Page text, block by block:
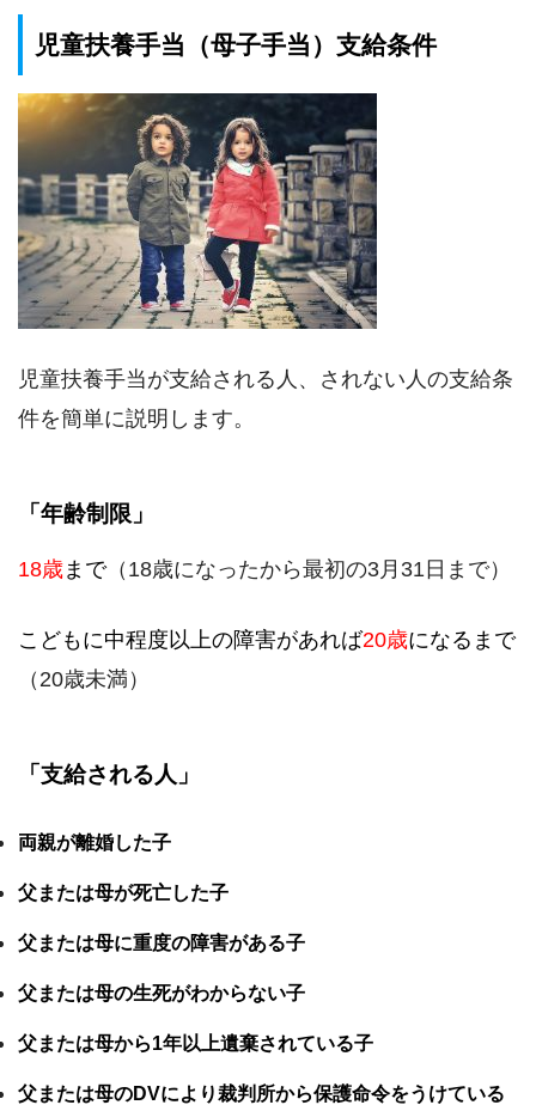
児童扶養手当（母子手当）支給条件
児童扶養手当が支給される人、されない人の支給条
件を簡単に説明します。
「年齢制限」
18歳まで（18歳になったから最初の3月31日まで）
こどもに中程度以上の障害があれば20歳になるまで
（20歳未満）
「支給される人」
両親が離婚した子
父または母が死亡した子
父または母に重度の障害がある子
父または母の生死がわからない子
父または母から1年以上遺棄されている子
父または母のDVにより裁判所から保護命令をうけている